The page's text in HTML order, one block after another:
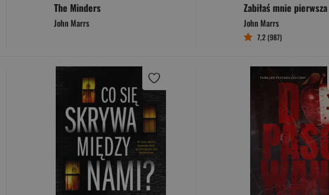
The Minders
John Marrs
Zabiłaś mnie pierwsza
John Marrs
7,2 (987)